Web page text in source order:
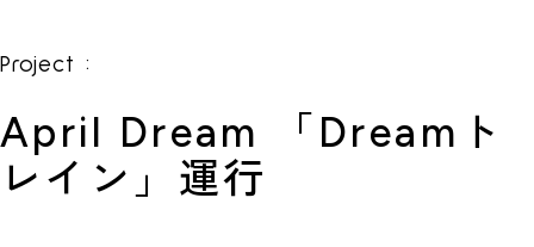
Project:
April Dream 「Dreamト
レイン」運行